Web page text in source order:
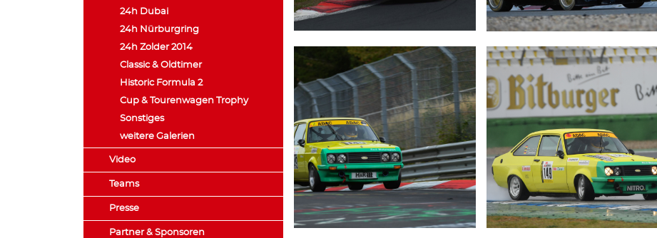
24h Dubai
24h Nürburgring
24h Zolder 2014
Classic & Oldtimer
Historic Formula 2
Cup & Tourenwagen Trophy
Sonstiges
weitere Galerien
Video
Teams
Presse
Partner & Sponsoren